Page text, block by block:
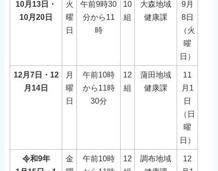
10月13日・
10月20日
火
曜
日
午前9時30
分から11
時
10
組
大森地域
健康課
9月
8日
（火
曜
日）
12月7日・12
月14日
月
曜
日
午前10時
から11時
30分
12
組
蒲田地域
健康課
11
月1
日
（日
曜
日）
令和9年
金
午前10時
12
調布地域
12